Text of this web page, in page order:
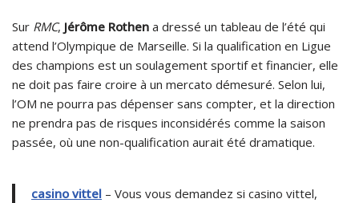
Sur RMC, Jérôme Rothen a dressé un tableau de l’été qui
attend l’Olympique de Marseille. Si la qualification en Ligue
des champions est un soulagement sportif et financier, elle
ne doit pas faire croire à un mercato démesuré. Selon lui,
l’OM ne pourra pas dépenser sans compter, et la direction
ne prendra pas de risques inconsidérés comme la saison
passée, où une non-qualification aurait été dramatique.
casino vittel – Vous vous demandez si casino vittel,